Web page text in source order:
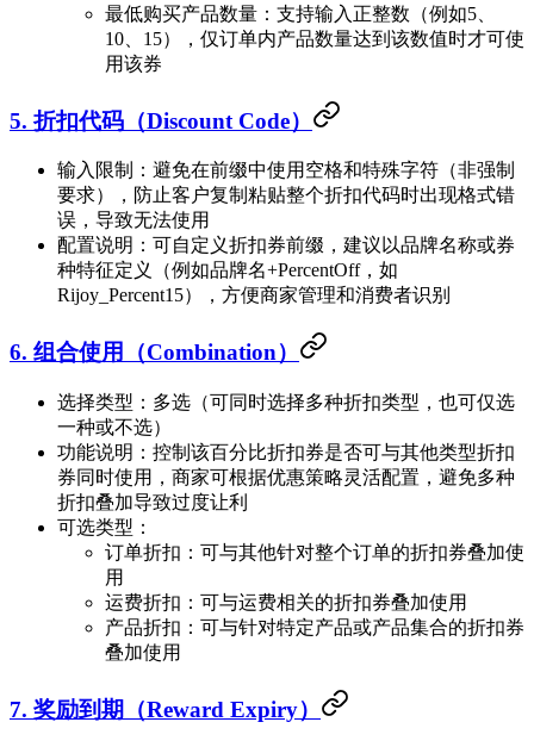
最低购买产品数量：支持输入正整数（例如5、
10、15），仅订单内产品数量达到该数值时才可使
用该券
5. 折扣代码（Discount Code）
输入限制：避免在前缀中使用空格和特殊字符（非强制
要求），防止客户复制粘贴整个折扣代码时出现格式错
误，导致无法使用
配置说明：可自定义折扣券前缀，建议以品牌名称或券
种特征定义（例如品牌名+PercentOff，如
Rijoy_Percent15），方便商家管理和消费者识别
6. 组合使用（Combination）
选择类型：多选（可同时选择多种折扣类型，也可仅选
一种或不选）
功能说明：控制该百分比折扣券是否可与其他类型折扣
券同时使用，商家可根据优惠策略灵活配置，避免多种
折扣叠加导致过度让利
可选类型：
订单折扣：可与其他针对整个订单的折扣券叠加使
用
运费折扣：可与运费相关的折扣券叠加使用
产品折扣：可与针对特定产品或产品集合的折扣券
叠加使用
7. 奖励到期（Reward Expiry）